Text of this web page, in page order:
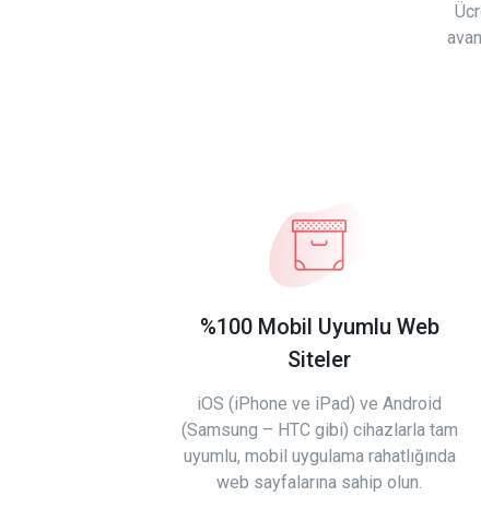
%100 Mobil Uyumlu Web
Siteler
iOS (iPhone ve iPad) ve Android
(Samsung – HTC gibi) cihazlarla tam
uyumlu, mobil uygulama rahatlığında
web sayfalarına sahip olun.